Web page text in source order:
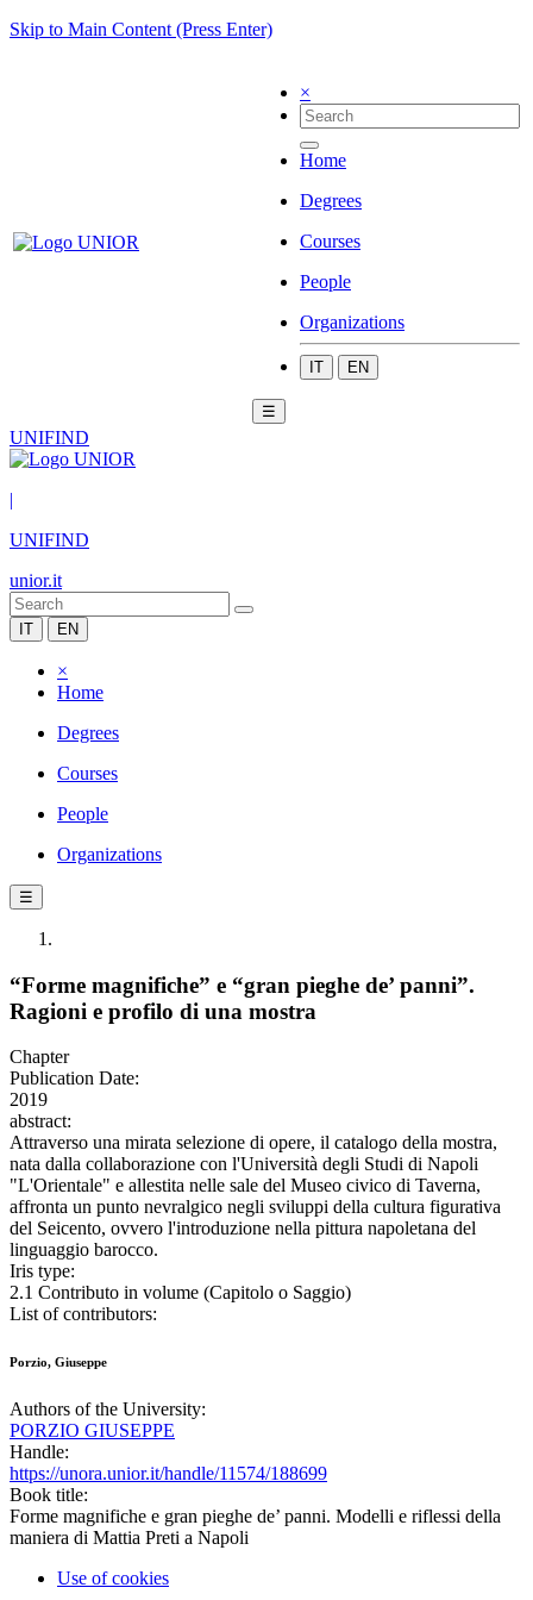
Skip to Main Content (Press Enter)
×
Home
Degrees
Courses
People
Organizations
IT EN
☰
UNIFIND
|
UNIFIND
unior.it
IT EN
×
Home
Degrees
Courses
People
Organizations
☰
“Forme magnifiche” e “gran pieghe de’ panni”.
Ragioni e profilo di una mostra
Chapter
Publication Date:
2019
abstract:
Attraverso una mirata selezione di opere, il catalogo della mostra,
nata dalla collaborazione con l'Università degli Studi di Napoli
"L'Orientale" e allestita nelle sale del Museo civico di Taverna,
affronta un punto nevralgico negli sviluppi della cultura figurativa
del Seicento, ovvero l'introduzione nella pittura napoletana del
linguaggio barocco.
Iris type:
2.1 Contributo in volume (Capitolo o Saggio)
List of contributors:
Porzio, Giuseppe
Authors of the University:
PORZIO GIUSEPPE
Handle:
https://unora.unior.it/handle/11574/188699
Book title:
Forme magnifiche e gran pieghe de’ panni. Modelli e riflessi della
maniera di Mattia Preti a Napoli
Use of cookies